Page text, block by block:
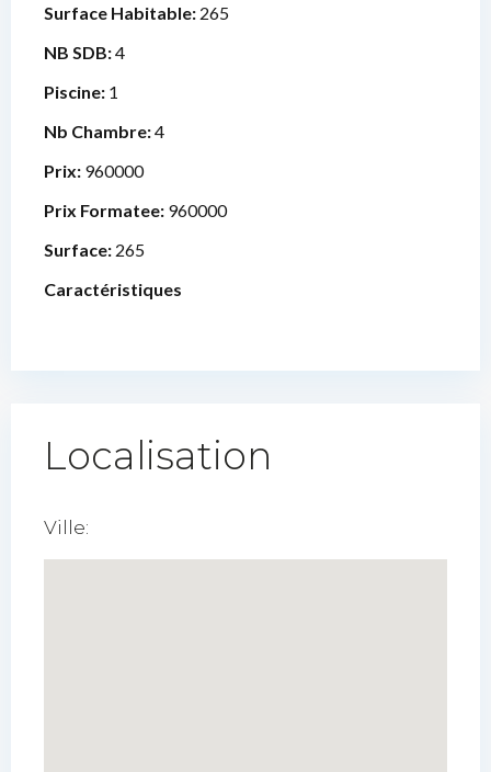
Surface Habitable: 265
NB SDB:4
Piscine: 1
Nb Chambre:4
Prix: 960000
Prix Formatee: 960000
Surface: 265
Caractéristiques
Localisation
Ville: